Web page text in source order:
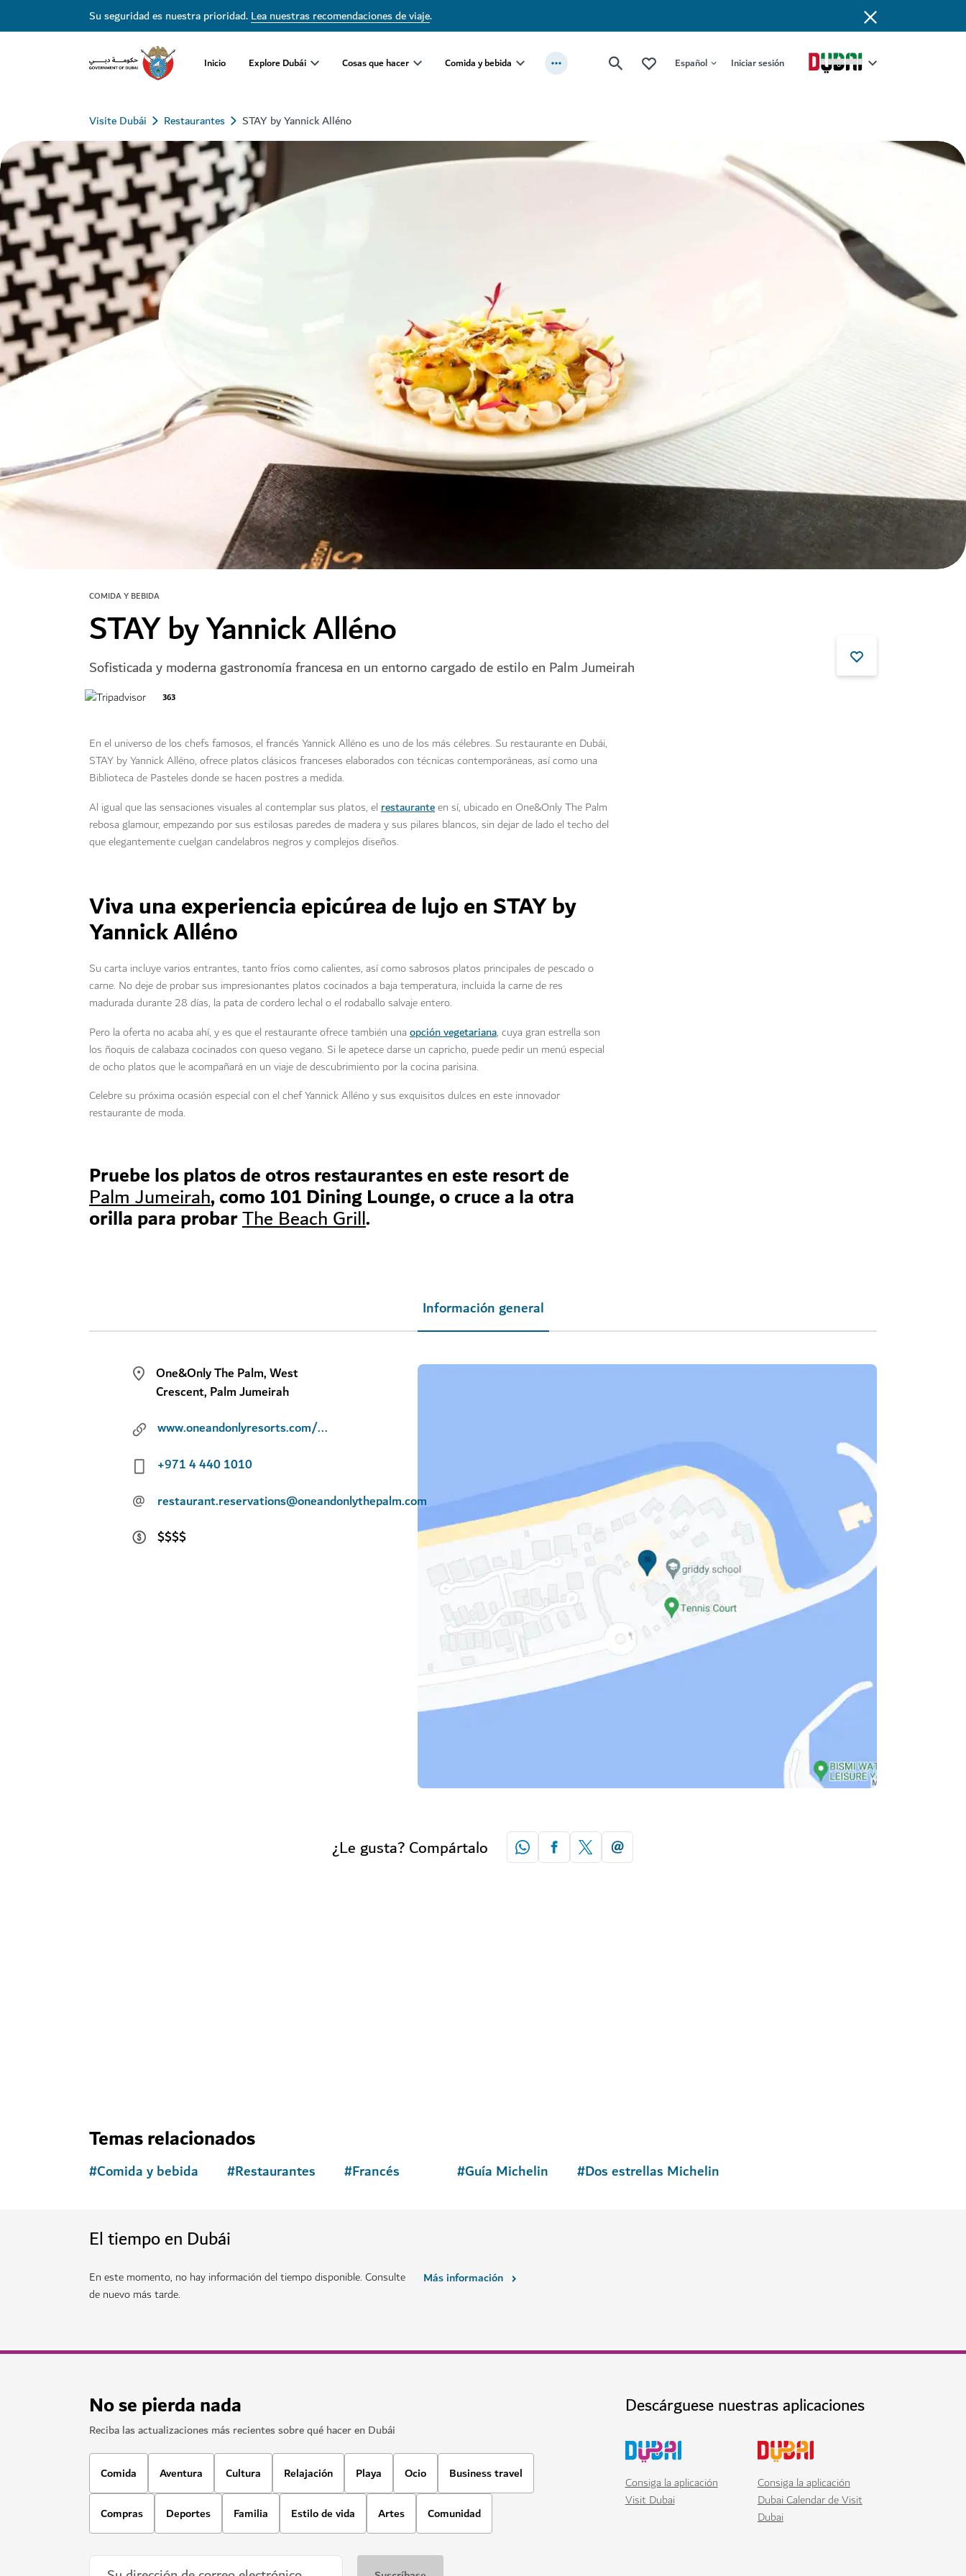
Su seguridad es nuestra prioridad.Lea nuestras recomendaciones de viaje.
Inicio Explore Dubái Cosas que hacer Comida y bebida Español Iniciar sesión
Visite Dubái Restaurantes STAY by Yannick Alléno
COMIDA Y BEBIDA
STAY by Yannick Alléno
Sofisticada y moderna gastronomía francesa en un entorno cargado de estilo en Palm Jumeirah
363
En el universo de los chefs famosos, el francés Yannick Alléno es uno de los más célebres. Su restaurante en Dubái,
STAY by Yannick Alléno, ofrece platos clásicos franceses elaborados con técnicas contemporáneas, así como una
Biblioteca de Pasteles donde se hacen postres a medida.
Al igual que las sensaciones visuales al contemplar sus platos, el restauranteen sí, ubicado en One&Only The Palm
rebosa glamour, empezando por sus estilosas paredes de madera y sus pilares blancos, sin dejar de lado el techo del
que elegantemente cuelgan candelabros negros y complejos diseños.
Viva una experiencia epicúrea de lujo en STAY by
Yannick Alléno
Su carta incluye varios entrantes, tanto fríos como calientes, así como sabrosos platos principales de pescado o
carne. No deje de probar sus impresionantes platos cocinados a baja temperatura, incluida la carne de res
madurada durante 28 días, la pata de cordero lechal o el rodaballo salvaje entero.
Pero la oferta no acaba ahí, y es que el restaurante ofrece también una opción vegetariana, cuya gran estrella son
los ñoquis de calabaza cocinados con queso vegano. Si le apetece darse un capricho, puede pedir un menú especial
de ocho platos que le acompañará en un viaje de descubrimiento por la cocina parisina.
Celebre su próxima ocasión especial con el chef Yannick Alléno y sus exquisitos dulces en este innovador
restaurante de moda.
Pruebe los platos de otros restaurantes en este resort de
Palm Jumeirah, como 101 Dining Lounge, o cruce a la otra
orilla para probarThe Beach Grill.
Información general
One&Only The Palm, West
Crescent, Palm Jumeirah
www.oneandonlyresorts.com/the-palm/dining/stay-by-yannick-alleno
+971 4 440 1010
@
restaurant.reservations@oneandonlythepalm.com
$$$$
¿Le gusta? Compártalo
Temas relacionados
#Comida y bebida #Restaurantes #Francés #Guía Michelin #Dos estrellas Michelin
El tiempo en Dubái
En este momento, no hay información del tiempo disponible. Consulte
de nuevo más tarde.
Más información
No se pierda nada
Reciba las actualizaciones más recientes sobre qué hacer en Dubái
Comida Aventura Cultura Relajación Playa Ocio Business travel
Compras Deportes Familia Estilo de vida Artes Comunidad
Descárguese nuestras aplicaciones
Consiga la aplicación
Visit Dubai
Consiga la aplicación
Dubai Calendar de Visit
Dubai